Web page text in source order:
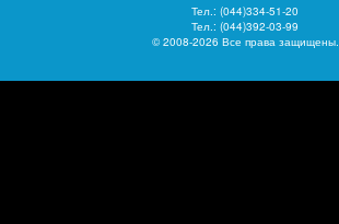
Тел.: (044)334-51-20
Тел.: (044)392-03-99
© 2008-2026 Все права защищены.